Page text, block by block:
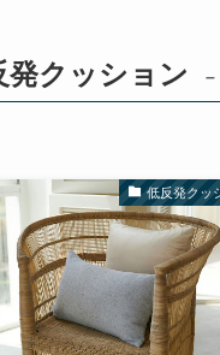
発クッション
低反発クッ